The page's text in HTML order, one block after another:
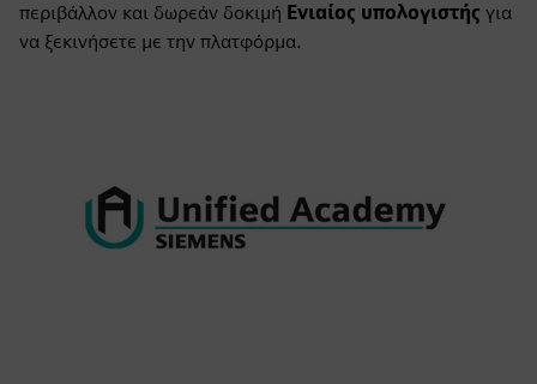
περιβάλλον και δωρεάν δοκιμή Ενιαίος υπολογιστής για
να ξεκινήσετε με την πλατφόρμα.